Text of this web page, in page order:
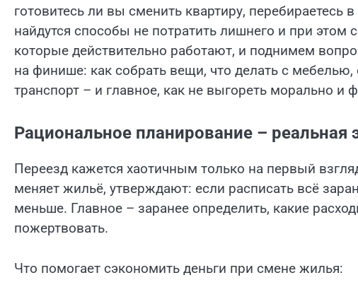
готовитесь ли вы сменить квартиру, перебираетесь
найдутся способы не потратить лишнего и при
которые действительно работают, и поднимем
на финише: как собрать вещи, что делать с мебелью,
транспорт – и главное, как не выгореть морально и
Рациональное планирование – реальная
Переезд кажется хаотичным только на первый
меняет жильё, утверждают: если расписать всё
меньше. Главное – заранее определить, какие
пожертвовать.
Что помогает сэкономить деньги при смене жилья: